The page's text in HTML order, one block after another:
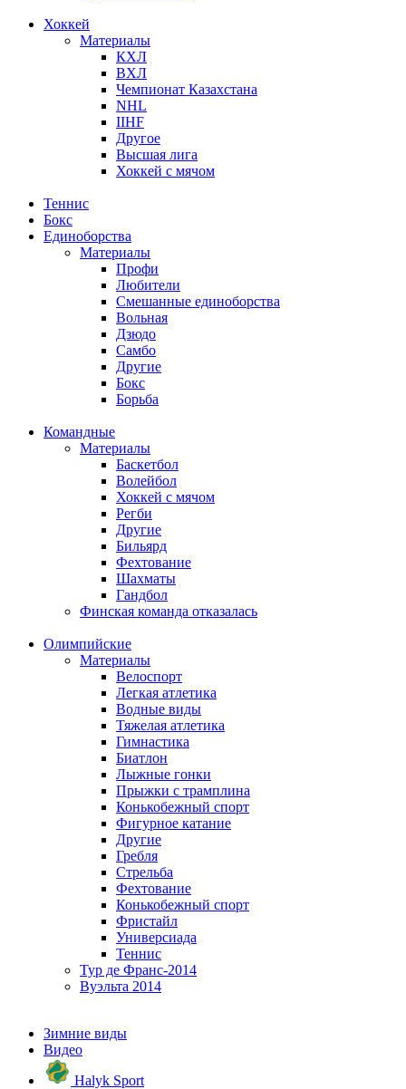
Хоккей
Материалы
КХЛ
ВХЛ
Чемпионат Казахстана
NHL
IIHF
Другое
Высшая лига
Хоккей с мячом
Теннис
Бокс
Единоборства
Материалы
Профи
Любители
Смешанные единоборства
Вольная
Дзюдо
Самбо
Другие
Бокс
Борьба
Командные
Материалы
Баскетбол
Волейбол
Хоккей с мячом
Регби
Другие
Бильярд
Фехтование
Шахматы
Гандбол
Финская команда отказалась
Олимпийские
Материалы
Велоспорт
Легкая атлетика
Водные виды
Тяжелая атлетика
Гимнастика
Биатлон
Лыжные гонки
Прыжки с трамплина
Конькобежный спорт
Фигурное катание
Другие
Гребля
Стрельба
Фехтование
Конькобежный спорт
Фристайл
Универсиада
Теннис
Тур де Франс-2014
Вуэльта 2014
Зимние виды
Видео
Halyk Sport